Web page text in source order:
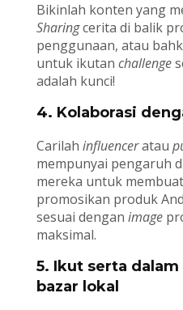
Bikinlah konten yang
Sharingcerita di balik
penggunaan, atau
untuk ikutan challenge
adalah kunci!
4. Kolaborasi
Carilah influenceratau
mempunyai pengaruh
mereka untuk membuat
promosikan produk
sesuai dengan image
maksimal.
5. Ikut serta
bazar lokal